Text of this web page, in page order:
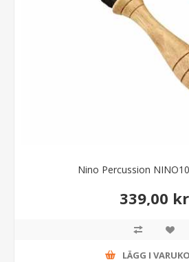
Nino Percussion
339,00 kr
LÄGG I